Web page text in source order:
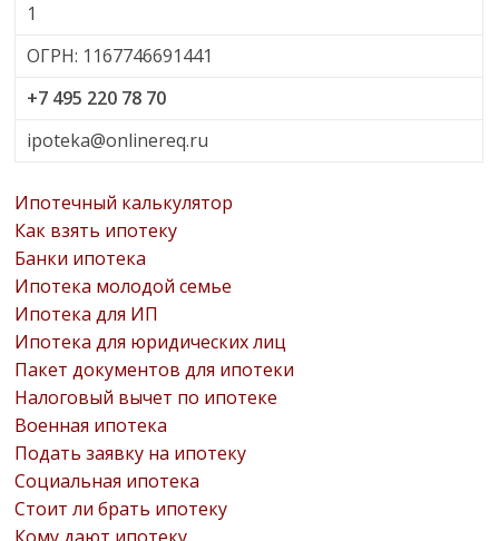
1
ОГРН: 1167746691441
+7 495 220 78 70
ipoteka@onlinereq.ru
Ипотечный калькулятор
Как взять ипотеку
Банки ипотека
Ипотека молодой семье
Ипотека для ИП
Ипотека для юридических лиц
Пакет документов для ипотеки
Налоговый вычет по ипотеке
Военная ипотека
Подать заявку на ипотеку
Социальная ипотека
Стоит ли брать ипотеку